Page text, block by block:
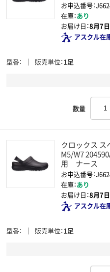
お申込番号：
在庫：あり
お届け日：8月7日
アスクル在
型番 販売単位 1足
数量
クロックス ス
M5/W7
用 ナース
お申込番号：
在庫：あり
お届け日：8月7日
アスクル在
型番 販売単位 1足